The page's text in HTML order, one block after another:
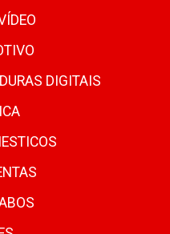
DIGITAIS